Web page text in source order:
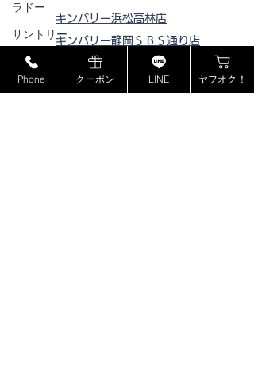
ラドー
サントリー
MCM
ミュウミュウ
キンバリー浜松高林店
キンバリー静岡ＳＢＳ通り店
キンバリー藤枝インター店
ピックアップ浜松西伊場店
Phone クーポン LINE ヤフオク！